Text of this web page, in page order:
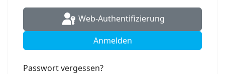
Web-Authentifizierung
Anmelden
Passwort vergessen?